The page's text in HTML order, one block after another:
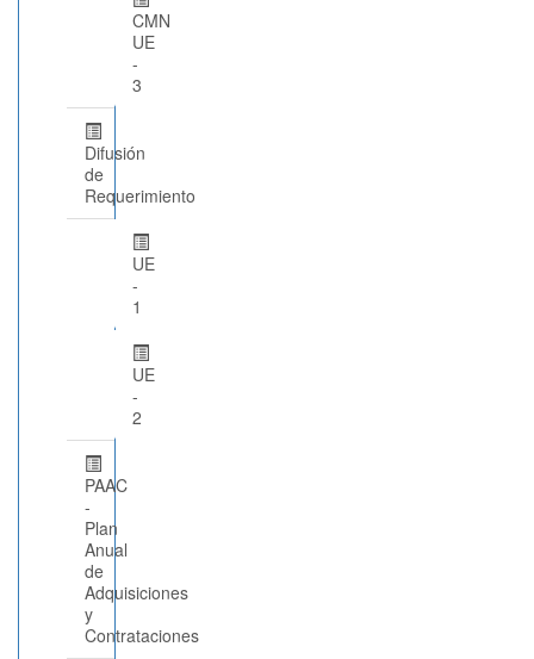
CMN
UE
-
3
Difusión
de
Requerimiento
UE
-
1
UE
-
2
PAAC
-
Plan
Anual
de
Adquisiciones
y
Contrataciones